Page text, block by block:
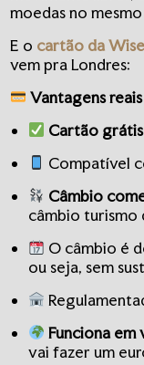
moedas no mesmo
E o cartão da Wise
vem pra Londres:
Vantagens
Cartão grátis
Compatível
Câmbio
câmbio turismo
O câmbio é
ou seja, sem
Funciona em
vai fazer um